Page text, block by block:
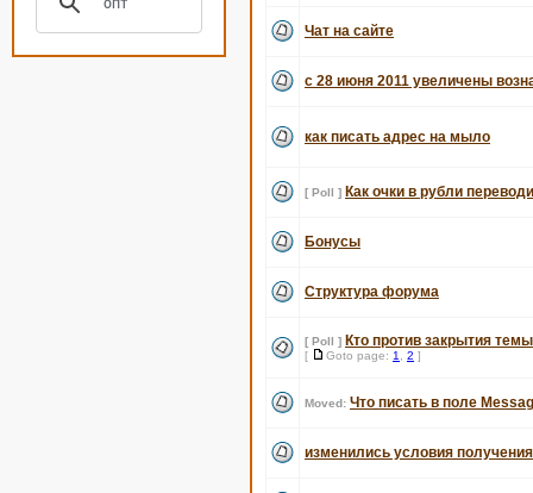
Чат на сайте
с 28 июня 2011 увеличены
как писать адрес на мыло
[ Poll ] Как очки в рубли
Бонусы
Структура форума
[ Poll ] Кто против закрытия
[ Goto page: 1 2 ]
Moved: Что писать в поле
изменились условия